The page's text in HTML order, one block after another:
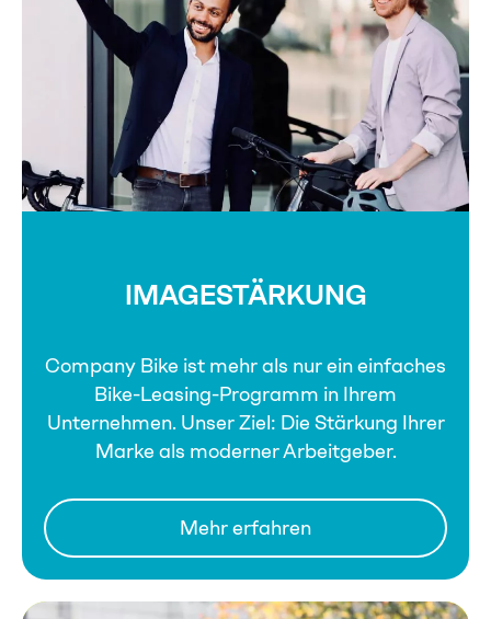
IMAGESTÄRKUNG
Company Bike ist mehr als nur ein einfaches
Bike-Leasing-Programm in Ihrem
Unternehmen. Unser Ziel: Die Stärkung Ihrer
Marke als moderner Arbeitgeber.
Mehr erfahren